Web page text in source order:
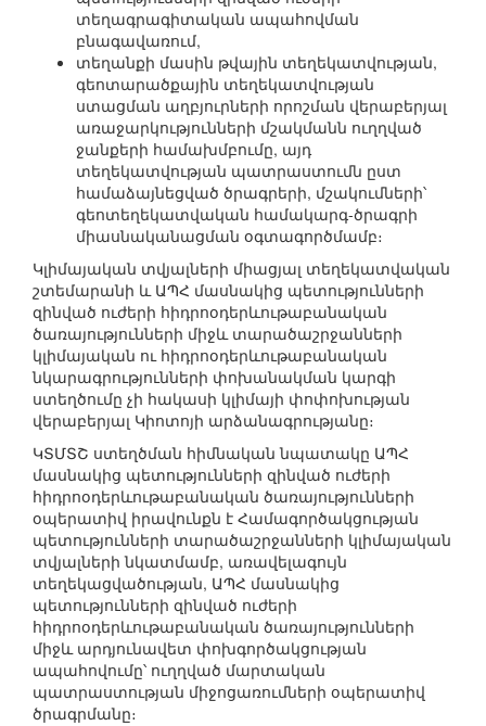
տեղագրագիտական ապահովման
բնագավառում,
տեղանքի մասին թվային տեղեկատվության,
գեոտարածքային տեղեկատվության
ստացման աղբյուրների որոշման վերաբերյալ
առաջարկությունների մշակմանն ուղղված
ջանքերի համախմբումը, այդ
տեղեկատվության պատրաստումն ըստ
համաձայնեցված ծրագրերի, մշակումների՝
գեոտեղեկատվական համակարգ-ծրագրի
միասնականացման օգտագործմամբ։
Կլիմայական տվյալների միացյալ տեղեկատվական
շտեմարանի և ԱՊՀ մասնակից պետությունների
զինված ուժերի հիդրոօդերևութաբանական
ծառայությունների միջև տարածաշրջանների
կլիմայական ու հիդրոօդերևութաբանական
նկարագրությունների փոխանակման կարգի
ստեղծումը չի հակասի կլիմայի փոփոխության
վերաբերյալ Կիոտոյի արձանագրությանը։
ԿՏՄՏՇ ստեղծման հիմնական նպատակը ԱՊՀ
մասնակից պետությունների զինված ուժերի
հիդրոօդերևութաբանական ծառայությունների
օպերատիվ իրավունքն է Համագործակցության
պետությունների տարածաշրջանների կլիմայական
տվյալների նկատմամբ, առավելագույն
տեղեկացվածության, ԱՊՀ մասնակից
պետությունների զինված ուժերի
հիդրոօդերևութաբանական ծառայությունների
միջև արդյունավետ փոխգործակցության
ապահովումը՝ ուղղված մարտական
պատրաստության միջոցառումների օպերատիվ
ծրագրմանը։